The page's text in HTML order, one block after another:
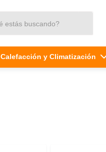
Calefacción y Climatización